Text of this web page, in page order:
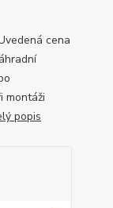
cena
montáži
popis